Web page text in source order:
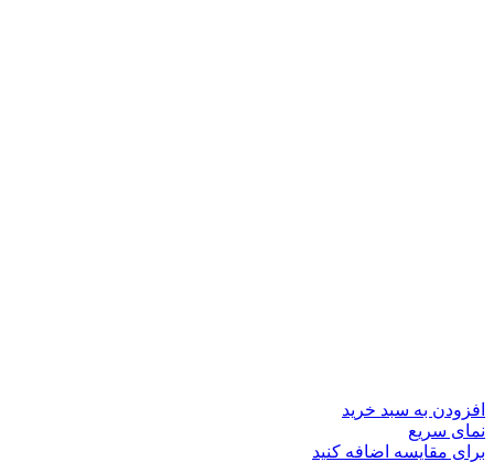
افزودن به سبد خرید
نمای سریع
برای مقایسه اضافه کنید